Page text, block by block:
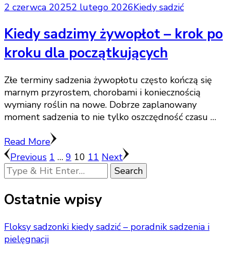
2 czerwca 20252 lutego 2026Kiedy sadzić
Kiedy sadzimy żywopłot – krok po
kroku dla początkujących
Złe terminy sadzenia żywopłotu często kończą się
marnym przyrostem, chorobami i koniecznością
wymiany roślin na nowe. Dobrze zaplanowany
moment sadzenia to nie tylko oszczędność czasu …
Read More
Stronicowanie
wpisów
Previous Page
1 … Page
9 Page
10 Page
11 Next
Looking
for
Something?
Ostatnie wpisy
Floksy sadzonki kiedy sadzić – poradnik sadzenia i
pielęgnacji